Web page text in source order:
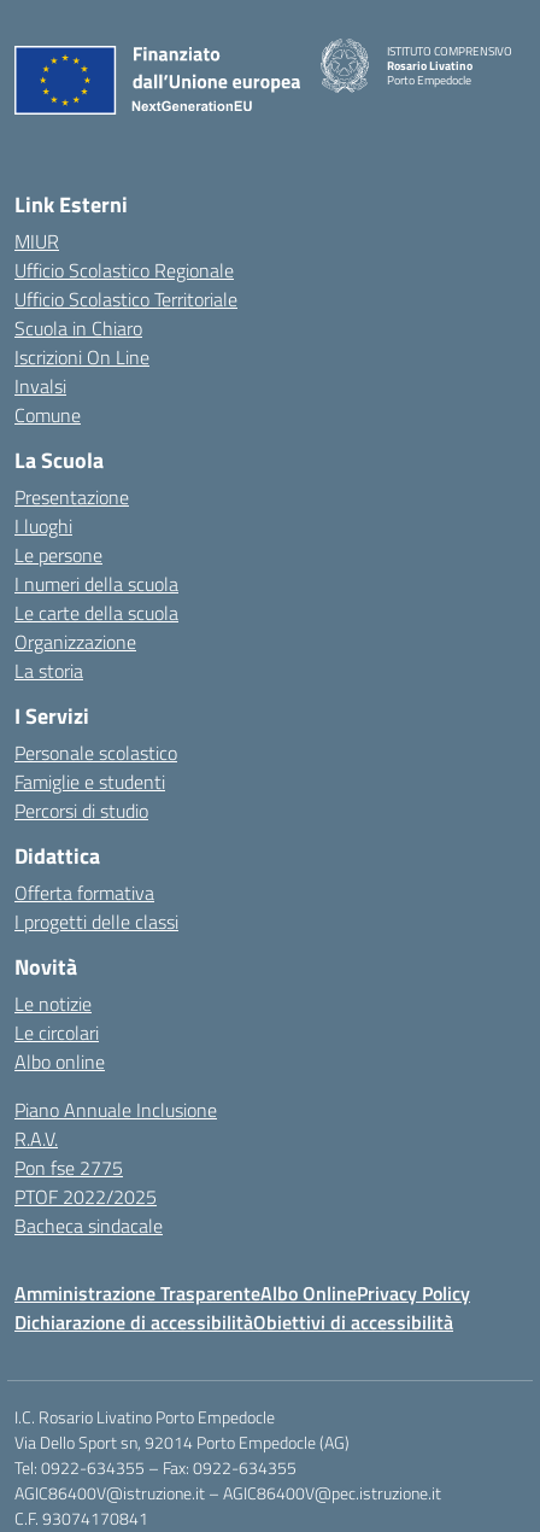
ISTITUTO COMPRENSIVO
Rosario Livatino
Porto Empedocle
Link Esterni
MIUR
Ufficio Scolastico Regionale
Ufficio Scolastico Territoriale
Scuola in Chiaro
Iscrizioni On Line
Invalsi
Comune
La Scuola
Presentazione
I luoghi
Le persone
I numeri della scuola
Le carte della scuola
Organizzazione
La storia
I Servizi
Personale scolastico
Famiglie e studenti
Percorsi di studio
Didattica
Offerta formativa
I progetti delle classi
Novità
Le notizie
Le circolari
Albo online
Piano Annuale Inclusione
R.A.V.
Pon fse 2775
PTOF 2022/2025
Bacheca sindacale
Amministrazione TrasparenteAlbo OnlinePrivacy Policy
Dichiarazione di accessibilitàObiettivi di accessibilità
I.C. Rosario Livatino Porto Empedocle
Via Dello Sport sn, 92014 Porto Empedocle (AG)
Tel: 0922-634355 – Fax: 0922-634355
AGIC86400V@istruzione.it–AGIC86400V@pec.istruzione.it
C.F. 93074170841